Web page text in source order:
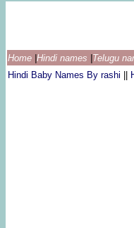
Home Hindi names Telugu
Hindi Baby Names By rashi